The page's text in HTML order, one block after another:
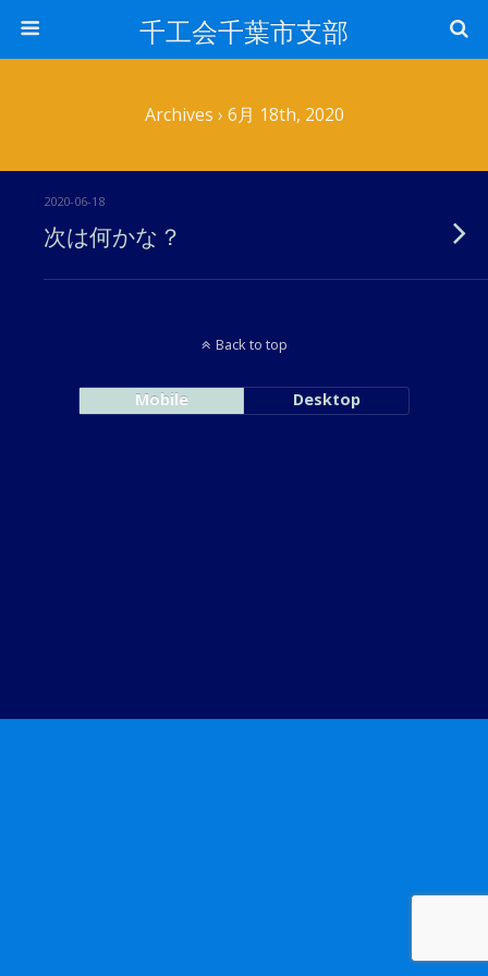
千工会千葉市支部
Archives › 6月 18th, 2020
2020-06-18
次は何かな？
Back to top
Mobile Desktop